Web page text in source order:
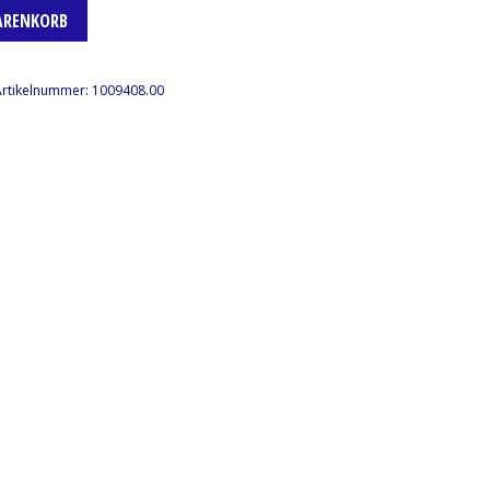
1009408.00